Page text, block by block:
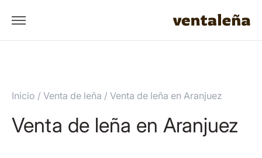
Inicio / Venta de leña / Venta de leña en Aranjuez
Venta de leña en Aranjuez